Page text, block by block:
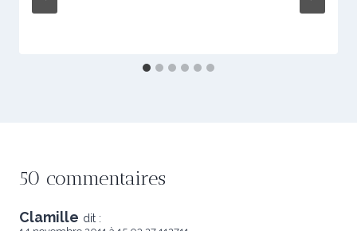
50 commentaires
Clamille dit :